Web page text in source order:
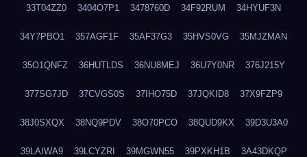
33T04ZZ0 3404O7P1 3478760D 34F92RUM 34HYUF3N
34Y7PBO1 357AGF1F 35AF37G3 35HVS0VG 35MJZMAN
35O1QNFZ 36HUTLDS 36NU8MEJ 36U7Y0NR 376J215Y
377SG7JD 37CVGS0S 37IHO75D 37JQKID8 37X9FZP9
38J0SXQX 38NQ9PDV 38O70PCO 38QUD9KX 39D3U3A0
39LAIWA9 39LCYZRI 39MGWN55 39PXKH1B 3A43DKQP